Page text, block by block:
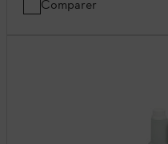
Comparer